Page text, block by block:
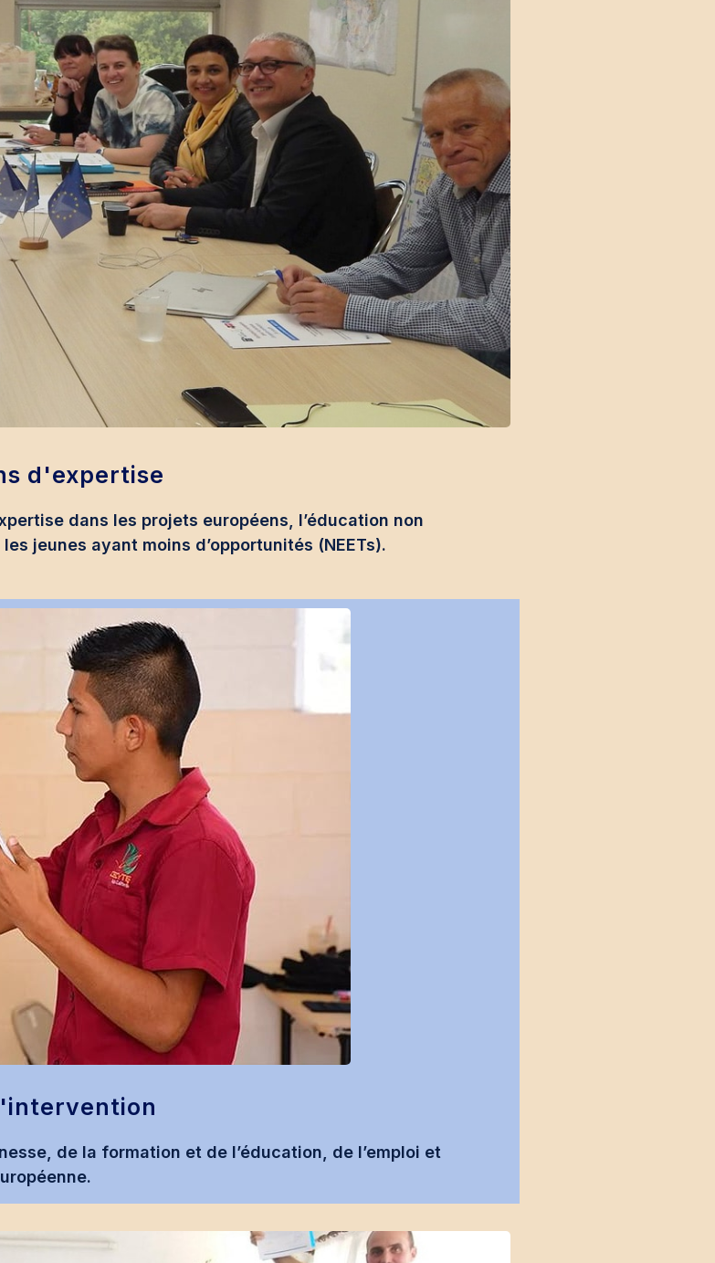
d'expertise
dans les projets européens, l’éducation non
jeunes ayant moins d’opportunités (NEETs).
de la formation et de l’éducation, de l’emploi et